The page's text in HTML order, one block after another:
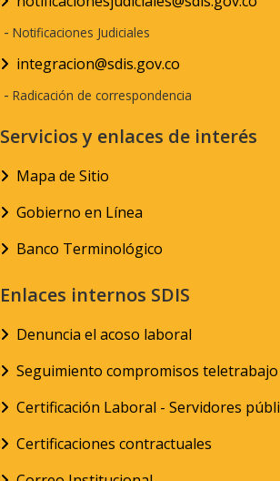
- Notificaciones Judiciales
integracion@sdis.gov.co
- Radicación de correspondencia
Servicios y enlaces de interés
Mapa de Sitio
Gobierno en Línea
Banco Terminológico
Enlaces internos SDIS
Denuncia el acoso laboral
Seguimiento compromisos teletrabajo
Certificación Laboral - Servidores
Certificaciones contractuales